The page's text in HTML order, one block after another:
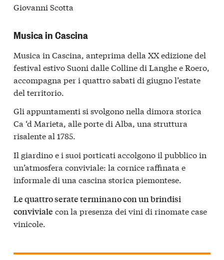
Giovanni Scotta
Musica in Cascina
Musica in Cascina, anteprima della XX edizione del
festival estivo Suoni dalle Colline di Langhe e Roero,
accompagna per i quattro sabati di giugno l’estate
del territorio.
Gli appuntamenti si svolgono nella dimora storica
Ca ‘d Marieta, alle porte di Alba, una struttura
risalente al 1785.
Il giardino e i suoi porticati accolgono il pubblico in
un’atmosfera conviviale: la cornice raffinata e
informale di una cascina storica piemontese.
Le quattro serate terminano con un brindisi
conviviale con la presenza dei vini di rinomate case
vinicole.